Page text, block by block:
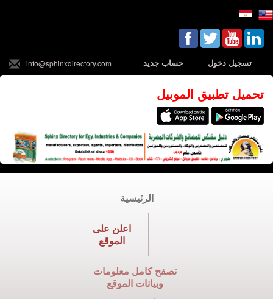
تسجيل دخول حساب جديد info@sphinxdirectory.com
تحميل تطبيق الموبيل
الرئيسية
اعلن على
الموقع
تصفح كامل معلومات
وبيانات الموقع